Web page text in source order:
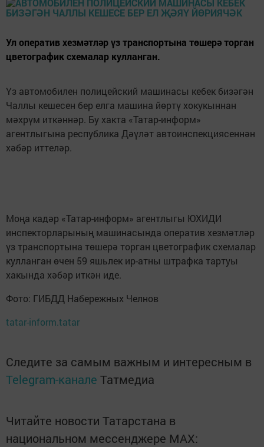
Ул оператив хезмәтләр үз транспортына төшерә торган
цветографик схемалар кулланган.
Үз автомобилен полицейский машинасы кебек бизәгән
Чаллы кешесен бер елга машина йөртү хокукыннан
мәхрүм иткәннәр. Бу хакта «Татар-информ»
агентлыгына республика Дәүләт автоинспекциясеннән
хәбәр иттеләр.
Моңа кадәр «Татар-информ» агентлыгы ЮХИДИ
инспекторларының машинасында оператив хезмәтләр
үз транспортына төшерә торган цветографик схемалар
кулланган өчен 59 яшьлек ир-атны штрафка тартуы
хакында хәбәр иткән иде.
Фото: ГИБДД Набережных Челнов
tatar-inform.tatar
Следите за самым важным и интересным в
Telegram-канале Татмедиа
Читайте новости Татарстана в
национальном мессенджере MАХ: